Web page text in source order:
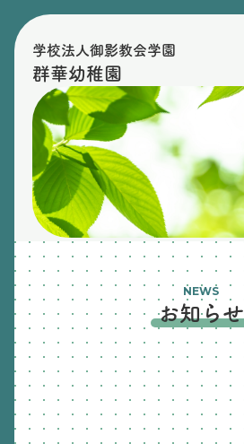
学校法人御影教会学園
群華幼稚園
NEWS
お知らせ